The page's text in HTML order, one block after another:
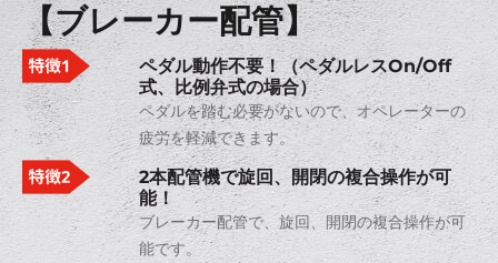
【ブレーカー配管】
ペダル動作不要！（ペダルレスOn/Off
式、比例弁式の場合）
ペダルを踏む必要がないので、オペレーターの
疲労を軽減できます。
2本配管機で旋回、開閉の複合操作が可
能！
ブレーカー配管で、旋回、開閉の複合操作が可
能です。